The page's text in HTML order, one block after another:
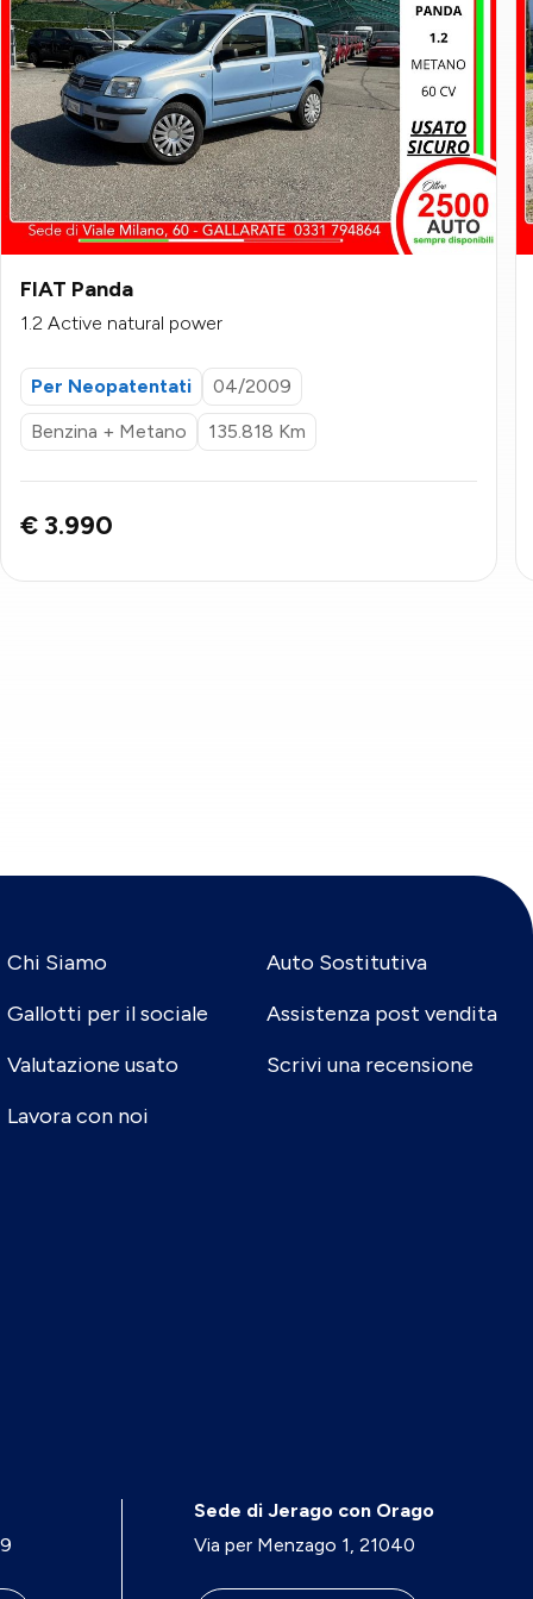
FIAT Panda
1.2 Active natural power
Per Neopatentati
04/2009
Benzina + Metano
135.818 Km
€ 3.990
Chi Siamo
Gallotti per il sociale
Valutazione usato
Lavora con noi
Auto Sostitutiva
Assistenza post vendita
Scrivi una recensione
Sede di Jerago con Orago
Via per Menzago 1, 21040